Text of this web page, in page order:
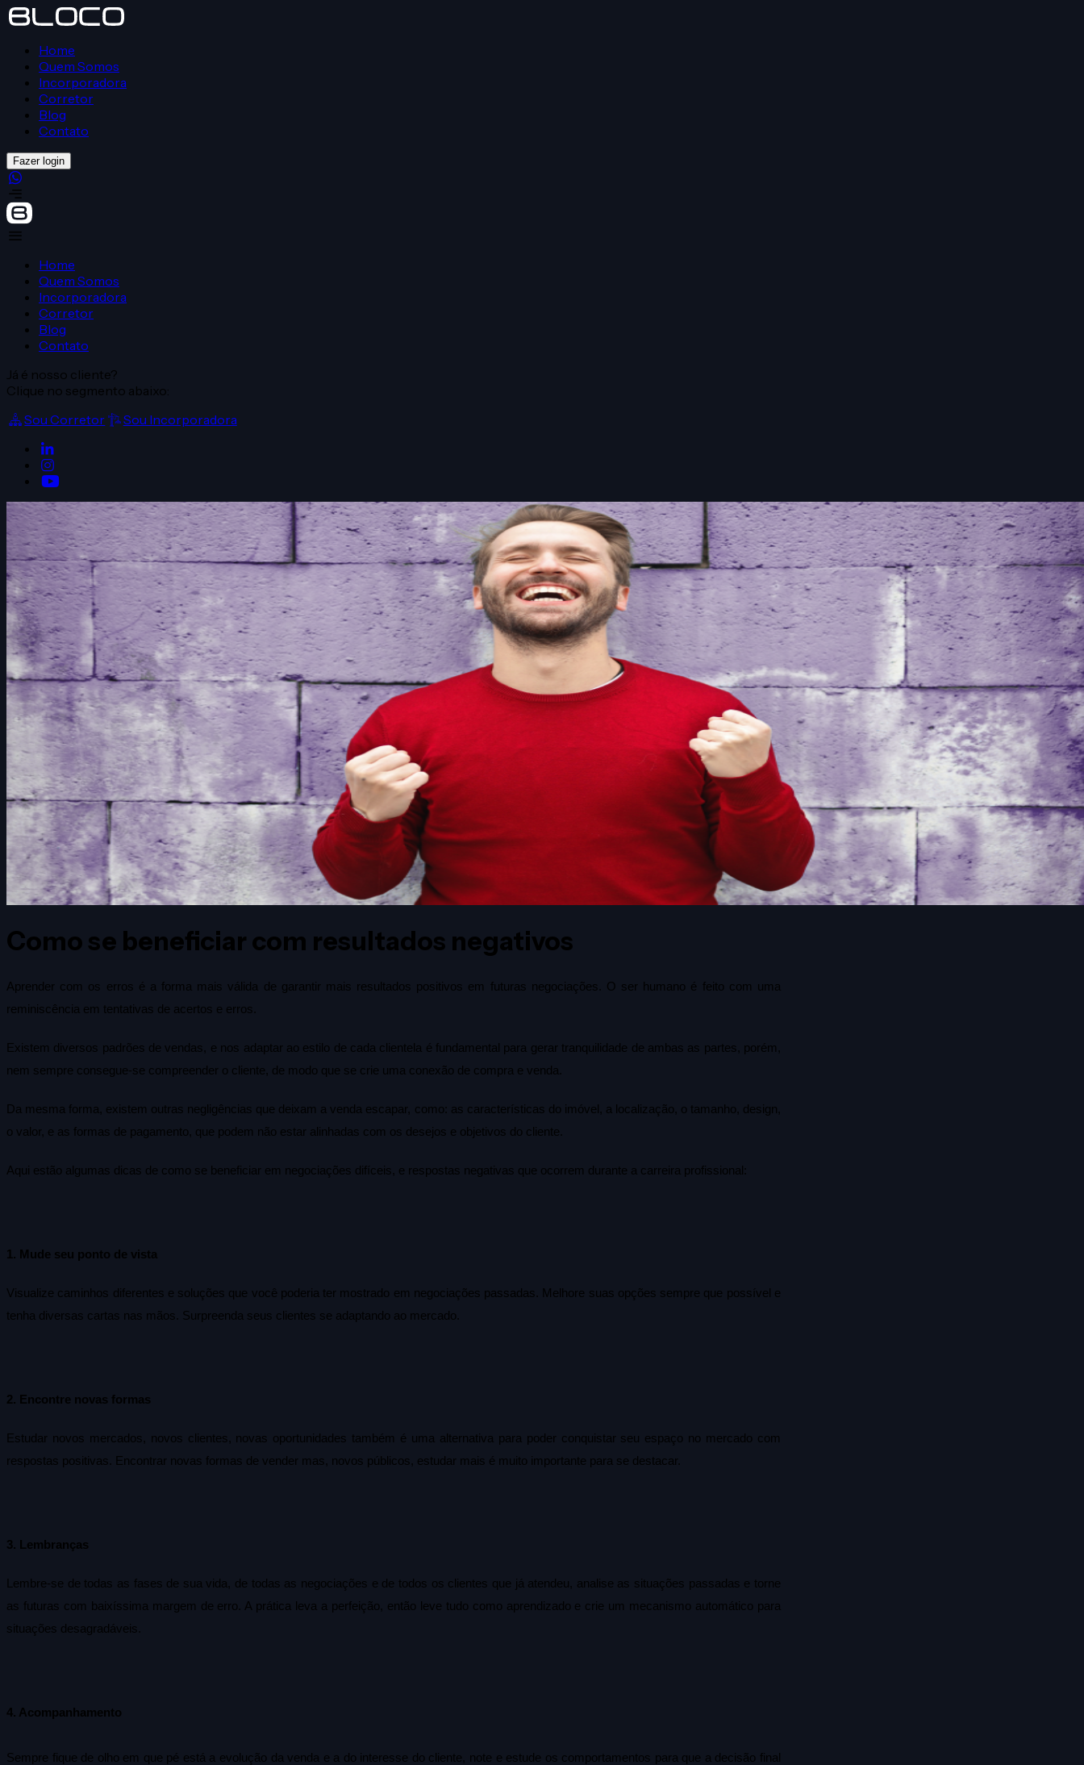
Home
Quem Somos
Incorporadora
Corretor
Blog
Contato
Fazer login
Home
Quem Somos
Incorporadora
Corretor
Blog
Contato
Já é nosso cliente?
Clique no segmento abaixo:
Sou Corretor
Sou Incorporadora
Como se beneficiar com resultados negativos
Aprender com os erros é a forma mais válida de garantir mais resultados positivos em futuras negociações. O ser humano é feito com uma
reminiscência em tentativas de acertos e erros.
Existem diversos padrões de vendas, e nos adaptar ao estilo de cada clientela é fundamental para gerar tranquilidade de ambas as partes, porém,
nem sempre consegue-se compreender o cliente, de modo que se crie uma conexão de compra e venda.
Da mesma forma, existem outras negligências que deixam a venda escapar, como: as características do imóvel, a localização, o tamanho, design,
o valor, e as formas de pagamento, que podem não estar alinhadas com os desejos e objetivos do cliente.
Aqui estão algumas dicas de como se beneficiar em negociações difíceis, e respostas negativas que ocorrem durante a carreira profissional:
1. Mude seu ponto de vista
Visualize caminhos diferentes e soluções que você poderia ter mostrado em negociações passadas. Melhore suas opções sempre que possível e
tenha diversas cartas nas mãos. Surpreenda seus clientes se adaptando ao mercado.
2. Encontre novas formas
Estudar novos mercados, novos clientes, novas oportunidades também é uma alternativa para poder conquistar seu espaço no mercado com
respostas positivas. Encontrar novas formas de vender mas, novos públicos, estudar mais é muito importante para se destacar.
3. Lembranças
Lembre-se de todas as fases de sua vida, de todas as negociações e de todos os clientes que já atendeu, analise as situações passadas e torne
as futuras com baixíssima margem de erro. A prática leva a perfeição, então leve tudo como aprendizado e crie um mecanismo automático para
situações desagradáveis.
4. Acompanhamento
Sempre fique de olho em que pé está a evolução da venda e a do interesse do cliente, note e estude os comportamentos para que a decisão final